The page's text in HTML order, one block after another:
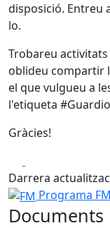
disposició. Entreu
lo.
Trobareu
oblideu compartir
el que vulgueu a
l'etiqueta
Gràcies!
Darrera
FM
Programa FM
Documents